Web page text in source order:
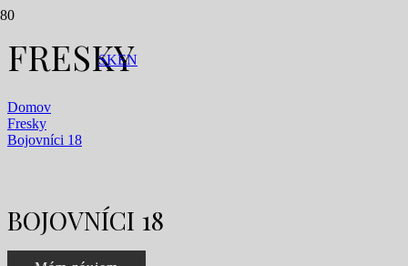
SKEN
FRESKY
Domov
Fresky
Bojovníci 18
BOJOVNÍCI 18